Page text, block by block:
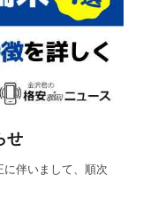
せ
伴いまして、順次